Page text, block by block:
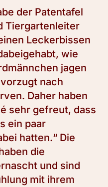
der Patentafel
Tiergartenleiter
Leckerbissen
wie
jagen
nach
Daher haben
sehr gefreut, dass
ein paar
hatten.“ Die
die
und sind
mit ihrem